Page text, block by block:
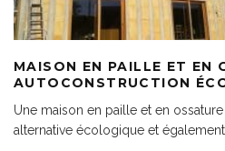
MAISON EN PAILLE ET EN
AUTOCONSTRUCTION
Une maison en paille et en
alternative écologique et